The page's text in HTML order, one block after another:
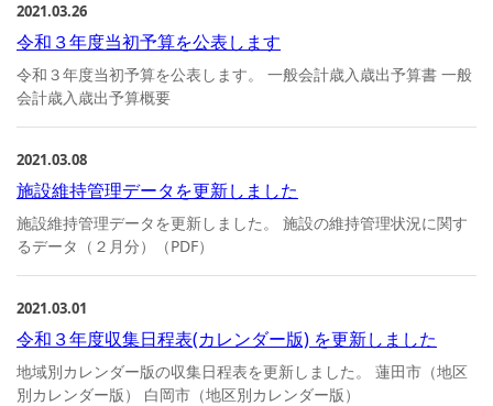
2021.03.26
令和３年度当初予算を公表します
令和３年度当初予算を公表します。 一般会計歳入歳出予算書 一般
会計歳入歳出予算概要
2021.03.08
施設維持管理データを更新しました
施設維持管理データを更新しました。 施設の維持管理状況に関す
るデータ（２月分）（PDF）
2021.03.01
令和３年度収集日程表(カレンダー版) を更新しました
地域別カレンダー版の収集日程表を更新しました。 蓮田市（地区
別カレンダー版） 白岡市（地区別カレンダー版）